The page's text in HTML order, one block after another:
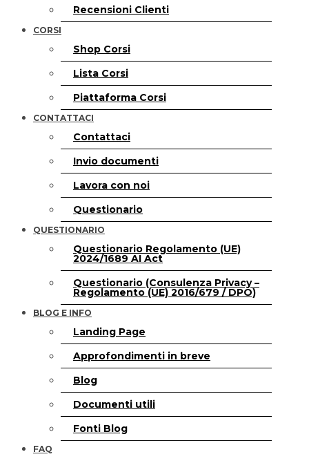
Recensioni Clienti
CORSI
Shop Corsi
Lista Corsi
Piattaforma Corsi
CONTATTACI
Contattaci
Invio documenti
Lavora con noi
Questionario
QUESTIONARIO
Questionario Regolamento (UE)
2024/1689 AI Act
Questionario (Consulenza Privacy –
Regolamento (UE) 2016/679 / DPO)
BLOG E INFO
Landing Page
Approfondimenti in breve
Blog
Documenti utili
Fonti Blog
FAQ